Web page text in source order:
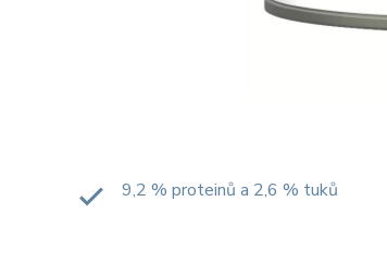
9,2 % proteinů a 2,6 % tuků